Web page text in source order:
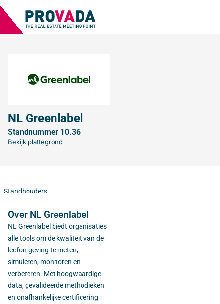
NL Greenlabel
Standnummer 10.36
Bekijk plattegrond
Standhouders
Over NL Greenlabel
NL Greenlabel biedt organisaties
alle tools om de kwaliteit van de
leefomgeving te meten,
simuleren, monitoren en
verbeteren. Met hoogwaardige
data, gevalideerde methodieken
en onafhankelijke certificering